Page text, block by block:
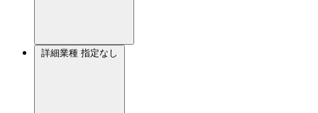
詳細業種 指定なし